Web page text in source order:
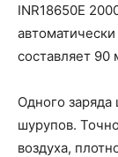
INR18650E
составляет 90
Одного заряда
шурупов.
воздуха,